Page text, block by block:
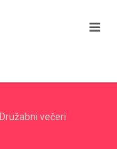
Družabni večeri